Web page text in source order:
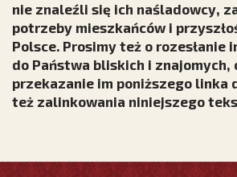
nie znaleźli się ich naśladowcy,
potrzeby mieszkańców i
Polsce. Prosimy też o rozesłanie
do Państwa bliskich i znajomych,
przekazanie im poniższego linka
też zalinkowania niniejszego